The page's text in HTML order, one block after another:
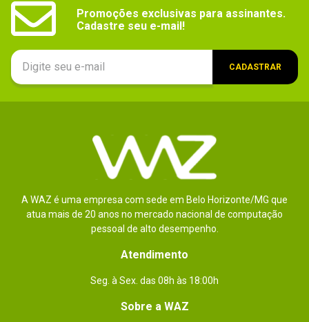
Promoções exclusivas para assinantes.
Cadastre seu e-mail!
CADASTRAR
A WAZ é uma empresa com sede em Belo Horizonte/MG que
atua mais de 20 anos no mercado nacional de computação
pessoal de alto desempenho.
Atendimento
Seg. à Sex. das 08h às 18:00h
Sobre a WAZ